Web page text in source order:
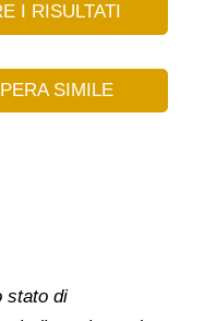
I RISULTATI
SIMILE
stato di